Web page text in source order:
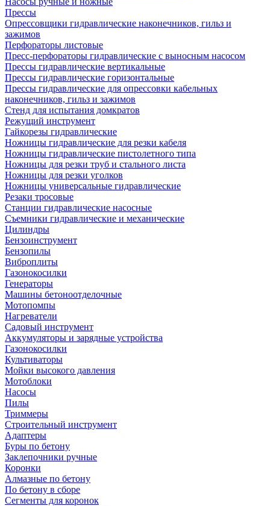
Прессы
Опрессовщики гидравлические наконечников, гильз и
зажимов
Перфораторы листовые
Пресс-перфораторы гидравлические с выносным насосом
Прессы гидравлические вертикальные
Прессы гидравлические горизонтальные
Прессы гидравлические для опрессовки кабельных
наконечников, гильз и зажимов
Стенд для испытания домкратов
Режущий инструмент
Гайкорезы гидравлические
Ножницы гидравлические для резки кабеля
Ножницы гидравлические пистолетного типа
Ножницы для резки труб и стального листа
Ножницы для резки уголков
Ножницы универсальные гидравлические
Резаки тросовые
Станции гидравлические насосные
Съемники гидравлические и механические
Цилиндры
Бензоинструмент
Бензопилы
Виброплиты
Газонокосилки
Генераторы
Машины бетоноотделочные
Мотопомпы
Нагреватели
Садовый инструмент
Аккумуляторы и зарядные устройства
Газонокосилки
Культиваторы
Мойки высокого давления
Мотоблоки
Насосы
Пилы
Триммеры
Строительный инструмент
Адаптеры
Буры по бетону
Заклепочники ручные
Коронки
Алмазные по бетону
По бетону в сборе
Сегменты для коронок